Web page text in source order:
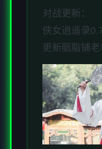
对战更新：
侠女逍遥录
更新胭脂铺